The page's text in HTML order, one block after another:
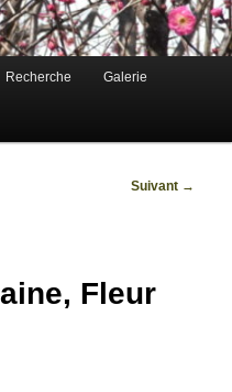
Recherche Galerie
Suivant →
Fleur